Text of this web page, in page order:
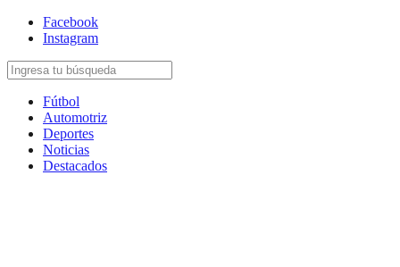
Facebook
Instagram
Fútbol
Automotriz
Deportes
Noticias
Destacados